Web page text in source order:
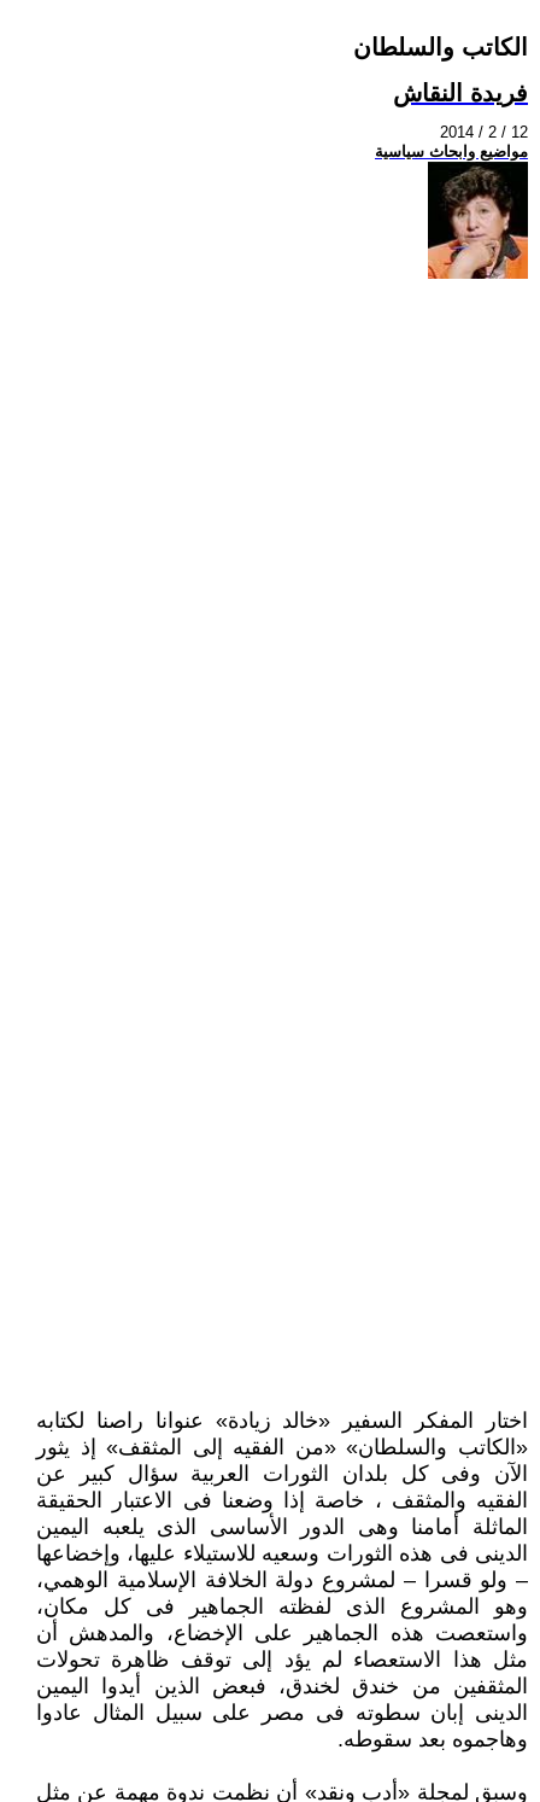
الكاتب والسلطان
فريدة النقاش
2014 / 2 / 12
مواضيع وابحاث سياسية
اختار المفكر السفير «خالد زيادة» عنوانا راصنا لكتابه
«الكاتب والسلطان» «من الفقيه إلى المثقف» إذ يثور
الآن وفى كل بلدان الثورات العربية سؤال كبير عن
الفقيه والمثقف ، خاصة إذا وضعنا فى الاعتبار الحقيقة
الماثلة أمامنا وهى الدور الأساسى الذى يلعبه اليمين
الدينى فى هذه الثورات وسعيه للاستيلاء عليها، وإخضاعها
– ولو قسرا – لمشروع دولة الخلافة الإسلامية الوهمي،
وهو المشروع الذى لفظته الجماهير فى كل مكان،
واستعصت هذه الجماهير على الإخضاع، والمدهش أن
مثل هذا الاستعصاء لم يؤد إلى توقف ظاهرة تحولات
المثقفين من خندق لخندق، فبعض الذين أيدوا اليمين
الدينى إبان سطوته فى مصر على سبيل المثال عادوا
وهاجموه بعد سقوطه.
وسبق لمجلة «أدب ونقد» أن نظمت ندوة مهمة عن مثل